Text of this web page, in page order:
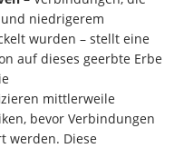
niedrigerem
wurden – stellt eine
auf dieses geerbte Erbe
mittlerweile
bevor Verbindungen
werden. Diese